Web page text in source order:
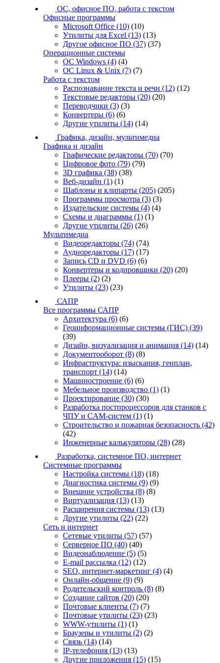
ОС, офисное ПО, работа с текстом
Офисные программы
Microsoft Office (10) (10)
Утилиты для Excel (13) (13)
Другое офисное ПО (37) (37)
Операционные системы
ОС Windows (4) (4)
ОС Linux & Unix (7) (7)
Работа с текстом
Распознавание текста и речи (12) (12)
Текстовые редакторы (20) (20)
Переводчики (3) (3)
Конвертеры (6) (6)
Другие утилиты (14) (14)
Графика, дизайн, мультимедиа
Графика и дизайн
Графические редакторы (70) (70)
Цифровое фото (79) (79)
3D графика (38) (38)
Веб-дизайн (1) (1)
Шаблоны и клипарты (205) (205)
Программы просмотра (3) (3)
Издательские системы (4) (4)
Схемы и диаграммы (1) (1)
Другие утилиты (26) (26)
Мультимедиа
Видеоредакторы (74) (74)
Аудиоредакторы (17) (17)
Запись CD и DVD (6) (6)
Конвертеры и кодировщики (20) (20)
Плееры (2) (2)
Утилиты (23) (23)
САПР
Все программы САПР
Архитектура (6) (6)
Геоинформационные системы (ГИС) (39)
(39)
Дизайн, визуализация и анимация (14) (14)
Документооборот (8) (8)
Инфраструктура: изыскания, генплан,
транспорт (14) (14)
Машиностроение (6) (6)
Мебельное производство (1) (1)
Проектирование (30) (30)
Разработка постпроцессоров для станков с
ЧПУ и CAM-систем (1) (1)
Строительство и пожарная безопасность (42)
(42)
Инженерные калькуляторы (28) (28)
Разработка, системное ПО, интернет
Системные программы
Настройка системы (18) (18)
Диагностика системы (9) (9)
Внешние устройства (8) (8)
Виртуализация (13) (13)
Расширения системы (13) (13)
Другие утилиты (22) (22)
Сеть и интернет
Сетевые утилиты (57) (57)
Серверное ПО (40) (40)
Видеонаблюдение (5) (5)
E-mail рассылка (12) (12)
SEO, интернет-маркетинг (4) (4)
Онлайн-общение (9) (9)
Родительский контроль (8) (8)
Создание сайтов (20) (20)
Почтовые клиенты (7) (7)
Почтовые утилиты (23) (23)
WWW-утилиты (1) (1)
Браузеры и утилиты (2) (2)
Связь (14) (14)
IP-телефония (13) (13)
Другие приложения (15) (15)